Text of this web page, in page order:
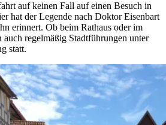
auf keinen Fall auf einen Besuch in
hat der Legende nach Doktor Eisenbart
erinnert. Ob beim Rathaus oder im
regelmäßig Stadtführungen unter
statt.